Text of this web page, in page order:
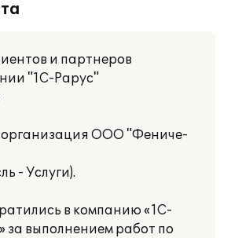
и партнеров
"1С-Рарус"
ООО "Фениче-
- Услуги).
в компанию «1С-
за выполнением работ по